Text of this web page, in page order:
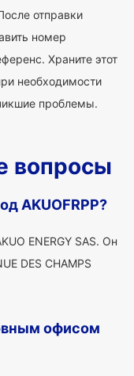
отправки
номер
Храните этот
необходимости
проблемы.
вопросы
AKUOFRPP?
ENERGY SAS. Он
DES CHAMPS
офисом